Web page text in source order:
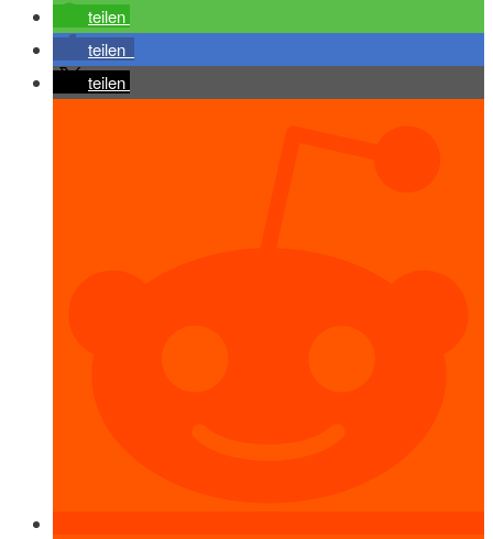
teilen
teilen
teilen